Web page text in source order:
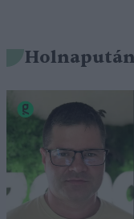
Holnapután